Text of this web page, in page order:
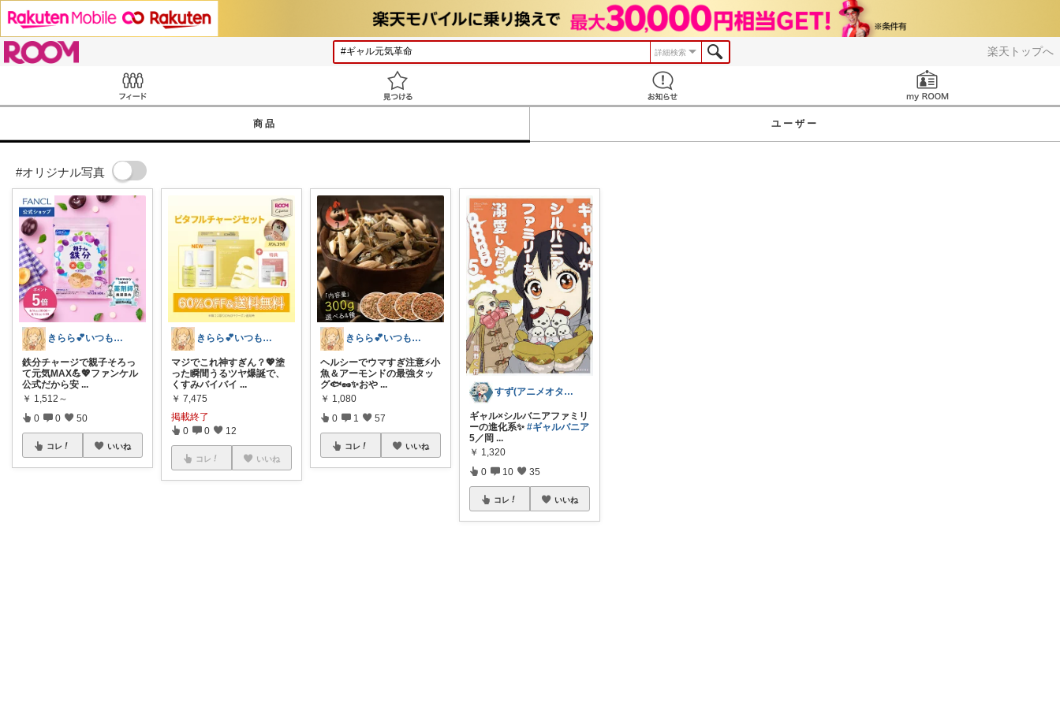
楽天トップへ
詳細検索
商品 ユーザー
#オリジナル写真
きらら💕いつもありがとう🎉
鉄分チャージで親子そろっ
て元気MAX💪💖ファンケル
公式だから安 ...
￥ 1,512～
0 0 50
コレ いいね
きらら💕いつもありがとう🎉
マジでこれ神すぎん？💖塗
った瞬間うるツヤ爆誕で、
くすみバイバイ ...
￥ 7,475
掲載終了
0 0 12
コレ いいね
きらら💕いつもありがとう🎉
ヘルシーでウマすぎ注意⚡小
魚＆アーモンドの最強タッ
グ🐟🥜✨おや ...
￥ 1,080
0 1 57
コレ いいね
すず(アニメオタク)
ギャル×シルバニアファミリ
ーの進化系✨#ギャルバニア
5／岡 ...
￥ 1,320
0 10 35
コレ いいね